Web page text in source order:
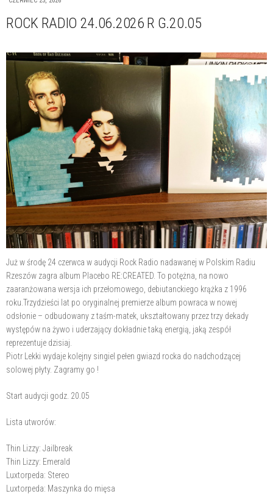
ROCK RADIO 24.06.2026 R G.20.05
Już w środę 24 czerwca w audycji Rock Radio nadawanej w Polskim Radiu
Rzeszów zagra album Placebo RE:CREATED. To potężna, na nowo
zaaranżowana wersja ich przełomowego, debiutanckiego krążka z 1996
roku.Trzydzieści lat po oryginalnej premierze album powraca w nowej
odsłonie – odbudowany z taśm-matek, ukształtowany przez trzy dekady
występów na żywo i uderzający dokładnie taką energią, jaką zespół
reprezentuje dzisiaj.
Piotr Lekki wydaje kolejny singiel pełen gwiazd rocka do nadchodzącej
solowej płyty. Zagramy go !
Start audycji godz. 20.05
Lista utworów:
Thin Lizzy: Jailbreak
Thin Lizzy: Emerald
Luxtorpeda: Stereo
Luxtorpeda: Maszynka do mięsa